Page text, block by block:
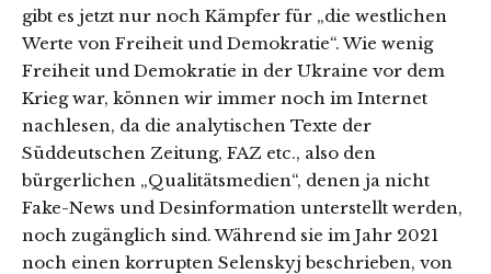
gibt es jetzt nur noch Kämpfer für „die westlichen
Werte von Freiheit und Demokratie“. Wie wenig
Freiheit und Demokratie in der Ukraine vor dem
Krieg war, können wir immer noch im Internet
nachlesen, da die analytischen Texte der
Süddeutschen Zeitung, FAZ etc., also den
bürgerlichen „Qualitätsmedien“, denen ja nicht
Fake-News und Desinformation unterstellt werden,
noch zugänglich sind. Während sie im Jahr 2021
noch einen korrupten Selenskyj beschrieben, von